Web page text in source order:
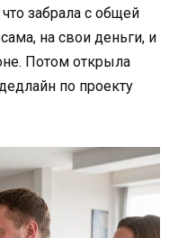
забрала с общей
на свои деньги, и
Потом открыла
по проекту